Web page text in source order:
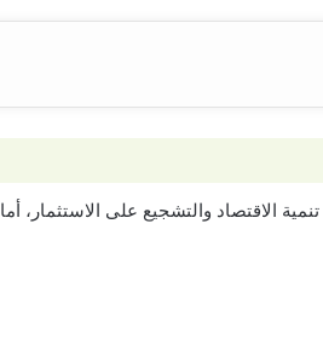
اجل تنمية الاقتصاد والتشجيع على الاستثمار، أما